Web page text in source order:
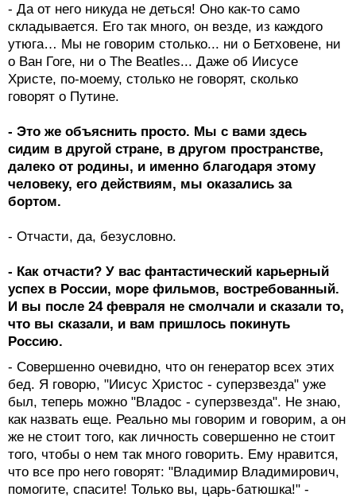
- Да от него никуда не деться! Оно как-то само
складывается. Его так много, он везде, из каждого
утюга… Мы не говорим столько... ни о Бетховене, ни
о Ван Гоге, ни о The Beatles... Даже об Иисусе
Христе, по-моему, столько не говорят, сколько
говорят о Путине.
- Это же объяснить просто. Мы с вами здесь
сидим в другой стране, в другом пространстве,
далеко от родины, и именно благодаря этому
человеку, его действиям, мы оказались за
бортом.
- Отчасти, да, безусловно.
- Как отчасти? У вас фантастический карьерный
успех в России, море фильмов, востребованный.
И вы после 24 февраля не смолчали и сказали то,
что вы сказали, и вам пришлось покинуть
Россию.
- Совершенно очевидно, что он генератор всех этих
бед. Я говорю, "Иисус Христос - суперзвезда" уже
был, теперь можно "Владос - суперзвезда". Не знаю,
как назвать еще. Реально мы говорим и говорим, а он
же не стоит того, как личность совершенно не стоит
того, чтобы о нем так много говорить. Ему нравится,
что все про него говорят: "Владимир Владимирович,
помогите, спасите! Только вы, царь-батюшка!" -